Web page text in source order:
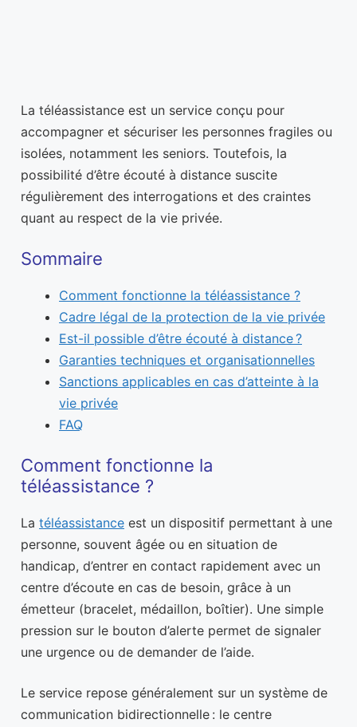
La téléassistance est un service conçu pour
accompagner et sécuriser les personnes fragiles ou
isolées, notamment les seniors. Toutefois, la
possibilité d’être écouté à distance suscite
régulièrement des interrogations et des craintes
quant au respect de la vie privée.
Sommaire
Comment fonctionne la téléassistance ?
Cadre légal de la protection de la vie privée
Est-il possible d’être écouté à distance ?
Garanties techniques et organisationnelles
Sanctions applicables en cas d’atteinte à la
vie privée
FAQ
Comment fonctionne la
téléassistance ?
La téléassistance est un dispositif permettant à une
personne, souvent âgée ou en situation de
handicap, d’entrer en contact rapidement avec un
centre d’écoute en cas de besoin, grâce à un
émetteur (bracelet, médaillon, boîtier). Une simple
pression sur le bouton d’alerte permet de signaler
une urgence ou de demander de l’aide.
Le service repose généralement sur un système de
communication bidirectionnelle : le centre